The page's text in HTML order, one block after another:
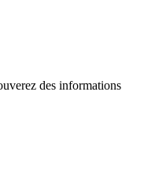
des informations